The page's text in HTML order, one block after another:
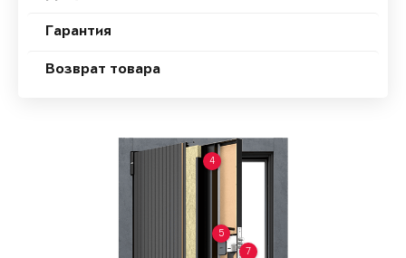
Гарантия
Возврат товара
4
5
7